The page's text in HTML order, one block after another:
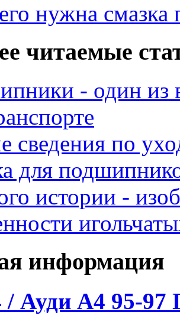
нужна
читаемые
- один из
сведения по
для
истории -
информация
/ Ауди А4 95-97